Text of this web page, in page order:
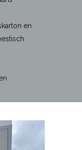
en